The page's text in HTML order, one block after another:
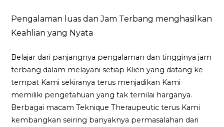
Pengalaman luas dan Jam Terbang menghasilkan
Keahlian yang Nyata
Belajar dari panjangnya pengalaman dan tingginya jam
terbang dalam melayani setiap Klien yang datang ke
tempat Kami sekiranya terus menjadikan Kami
memiliki pengetahuan yang tak ternilai harganya.
Berbagai macam Teknique Theraupeutic terus Kami
kembangkan seiring banyaknya permasalahan dari